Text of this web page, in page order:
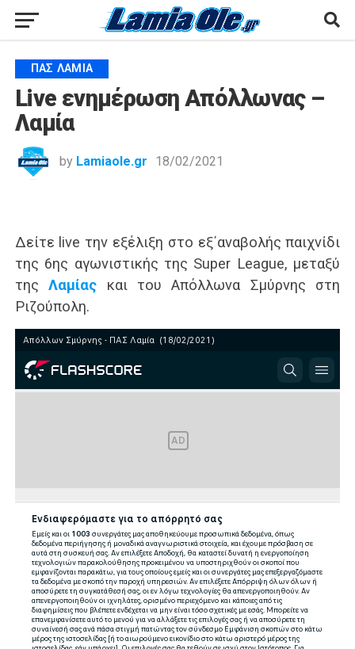
ΠΑΣ ΛΑΜΊΑ
Live ενημέρωση Απόλλωνας –
Λαμία
by Lamiaole.gr 18/02/2021
Δείτε live την εξέλιξη στο εξ΄αναβολής παιχνίδι
της 6ης αγωνιστικής της Super League, μεταξύ
τηςΛαμίας και του Απόλλωνα Σμύρνης στη
Ριζούπολη.